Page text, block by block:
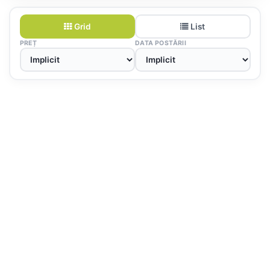
Grid List
PREȚ DATA POSTĂRII